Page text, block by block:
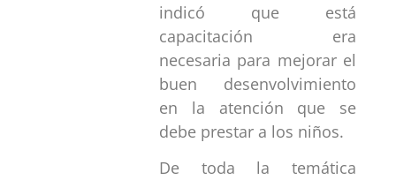
indicó que está
capacitación era
necesaria para mejorar el
buen desenvolvimiento
en la atención que se
debe prestar a los niños.
De toda la temática